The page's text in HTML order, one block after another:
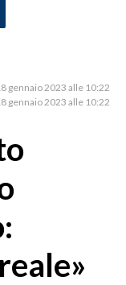
gennaio 2023 alle 10:22
gennaio 2023 alle 10:22